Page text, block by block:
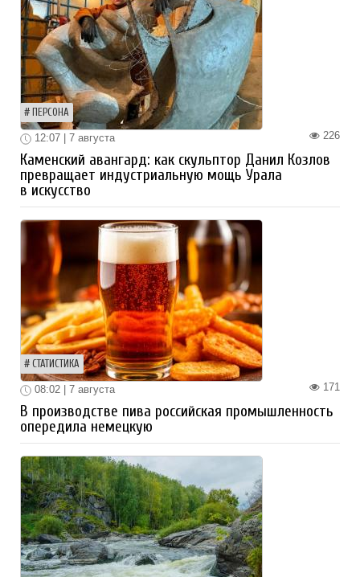
ПЕРСОНА
226
12:07 | 7 августа
Каменский авангард: как скульптор Данил Козлов
превращает индустриальную мощь Урала
в искусство
СТАТИСТИКА
171
08:02 | 7 августа
В производстве пива российская промышленность
опередила немецкую